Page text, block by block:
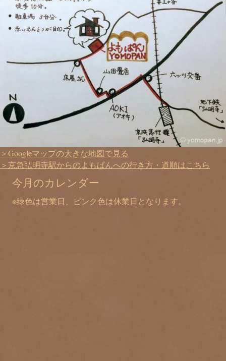
＞Googleマップの大きな地図で見る
＞京急弘明寺駅からのよもぱんへの行き方・道順はこちら
今月のカレンダー
※緑色は営業日、ピンク色は休業日となります。